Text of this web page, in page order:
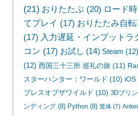
(21) おりたたぶ (20) ロード
てプレイ (17) おりたたみ自
(17) 入力遅延・インプットラ
コン (17) お試し (14) Steam (12)
(12) 西国三十三所 巡礼の旅(11)
スターハンター：ワールド (10) iOS
ブレスオブザワイルド (10) 3Dプリ
ンディング(8) Python(8) 筐体(7)